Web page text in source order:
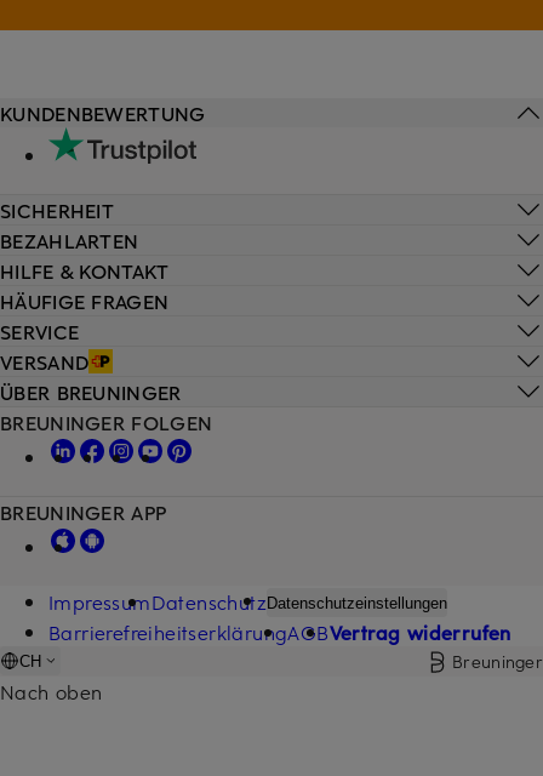
HILFE & KONTAKT
HÄUFIGE FRAGEN
SERVICE
VERSAND
KUNDENBEWERTUNG
SICHERHEIT
BEZAHLARTEN
ÜBER BREUNINGER
BREUNINGER FOLGEN
BREUNINGER APP
ImpressumDatenschutzDatenschutzeinstellungen
BarrierefreiheitserklärungAGBVertrag widerrufen
CH Breuninger
Nach oben